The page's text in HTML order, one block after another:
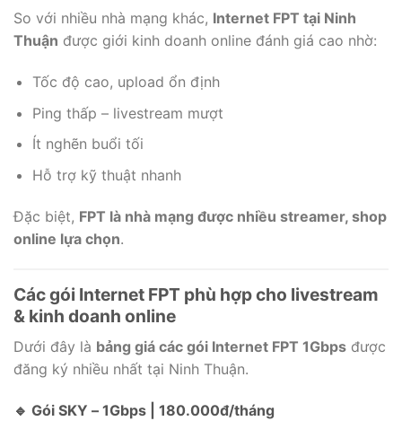
So với nhiều nhà mạng khác, Internet FPT tại Ninh
Thuận được giới kinh doanh online đánh giá cao nhờ:
Tốc độ cao, upload ổn định
Ping thấp – livestream mượt
Ít nghẽn buổi tối
Hỗ trợ kỹ thuật nhanh
Đặc biệt, FPT là nhà mạng được nhiều streamer, shop
online lựa chọn.
Các gói Internet FPT phù hợp cho livestream
& kinh doanh online
Dưới đây là bảng giá các gói Internet FPT 1Gbps được
đăng ký nhiều nhất tại Ninh Thuận.
🔹 Gói SKY – 1Gbps | 180.000đ/tháng